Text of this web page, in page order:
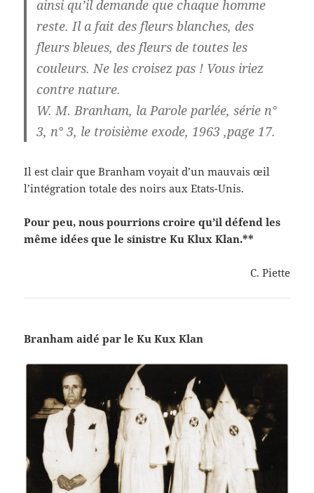
ainsi qu’il demande que chaque homme
reste. Il a fait des fleurs blanches, des
fleurs bleues, des fleurs de toutes les
couleurs. Ne les croisez pas ! Vous iriez
contre nature.
W. M. Branham, la Parole parlée, série n°
3, n° 3, le troisième exode, 1963 ,page 17.
Il est clair que Branham voyait d’un mauvais œil
l’intégration totale des noirs aux Etats-Unis.
Pour peu, nous pourrions croire qu’il défend les
même idées que le sinistre Ku Klux Klan.**
C. Piette
Branham aidé par le Ku Kux Klan